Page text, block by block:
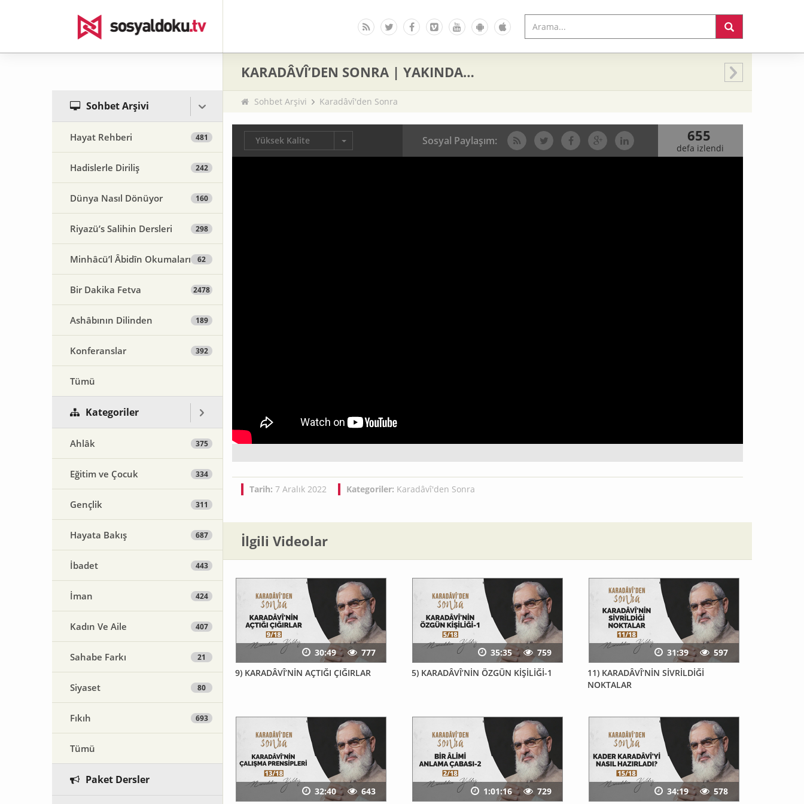
Sohbet Arşivi
Hayat Rehberi 481
Hadislerle Diriliş 242
Dünya Nasıl Dönüyor 160
Riyazü’s Salihin Dersleri 298
Minhâcü’l Âbidîn Okumaları 62
Bir Dakika Fetva 2478
Ashâbının Dilinden 189
Konferanslar 392
Tümü
Kategoriler
Ahlâk 375
Eğitim ve Çocuk 334
Gençlik 311
Hayata Bakış 687
İbadet 443
İman 424
Kadın Ve Aile 407
Sahabe Farkı 21
Siyaset 80
Fıkıh 693
Tümü
Paket Dersler
KARADÂVÎ’DEN SONRA | YAKINDA…
Sohbet Arşivi Karadâvî'den Sonra
Yüksek Kalite Sosyal Paylaşım: 655
defa izlendi
Tarih: 7 Aralık 2022 Kategoriler: Karadâvî'den Sonra
İlgili Videolar
9) KARADÂVÎ’NİN AÇTIĞI ÇIĞIRLAR
30:49
777
5) KARADÂVÎ’NİN ÖZGÜN KİŞİLİĞİ-1
35:35
759
11) KARADÂVÎ’NİN SİVRİLDİĞİ
NOKTALAR
31:39 597
32:40 643 1:01:16 729 34:19 578